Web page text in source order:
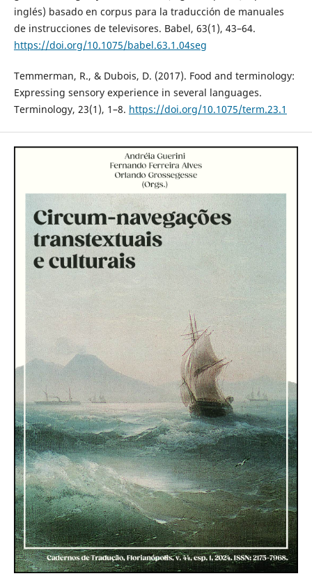
inglés) basado en corpus para la traducción de manuales
de instrucciones de televisores. Babel, 63(1), 43–64.
https://doi.org/10.1075/babel.63.1.04seg
Temmerman, R., & Dubois, D. (2017). Food and terminology:
Expressing sensory experience in several languages.
Terminology, 23(1), 1–8. https://doi.org/10.1075/term.23.1